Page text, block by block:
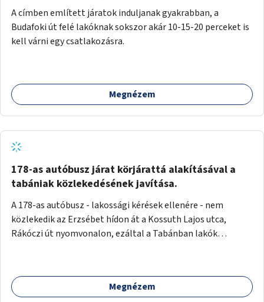
A címben említett járatok induljanak gyakrabban, a
Budafoki út felé lakóknak sokszor akár 10-15-20 perceket is
kell várni egy csatlakozásra.
Megnézem
178-as autóbusz járat körjárattá alakításával a
tabániak közlekedésének javítása.
A 178-as autóbusz - lakossági kérések ellenére - nem
közlekedik az Erzsébet hídon át a Kossuth Lajos utca,
Rákóczi út nyomvonalon, ezáltal a Tabánban lakók
járattal feljutni a Naphegyre, ahol iskola és óvoda is van a
körzetben élők számára. Megoldás lenne, ha a 178-as
Megnézem